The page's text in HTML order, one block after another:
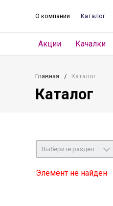
О компании Каталог
Акции Качалки
Главная Каталог
Каталог
Выберите раздел
Элемент не найден